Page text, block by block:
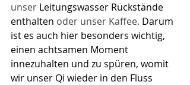
unser Leitungswasser Rückstände
enthalten ​ oder unser Kaffee. Darum
ist es auch hier besonders wichtig,
einen achtsamen Moment
innezuhalten und zu spüren, womit
wir unser Qi wieder in den Fluss